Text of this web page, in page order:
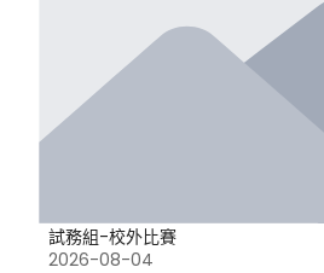
試務組-校外比賽
2026-08-04